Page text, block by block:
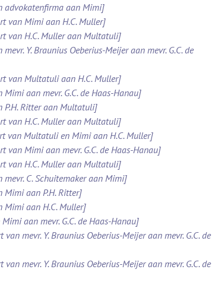
advokatenfirma aan Mimi]
van Mimi aan H.C. Muller]
van H.C. Muller aan Multatuli]
Y. Braunius Oeberius-Meijer aan mevr. G.C. de
van Multatuli aan H.C. Muller]
aan mevr. G.C. de Haas-Hanau]
P.H. Ritter aan Multatuli]
van H.C. Muller aan Multatuli]
van Multatuli en Mimi aan H.C. Muller]
van Mimi aan mevr. G.C. de Haas-Hanau]
van H.C. Muller aan Multatuli]
C. Schuitemaker aan Mimi]
Mimi aan P.H. Ritter]
Mimi aan H.C. Muller]
aan mevr. G.C. de Haas-Hanau]
mevr. Y. Braunius Oeberius-Meijer aan mevr. G.C. de
mevr. Y. Braunius Oeberius-Meijer aan mevr. G.C. de